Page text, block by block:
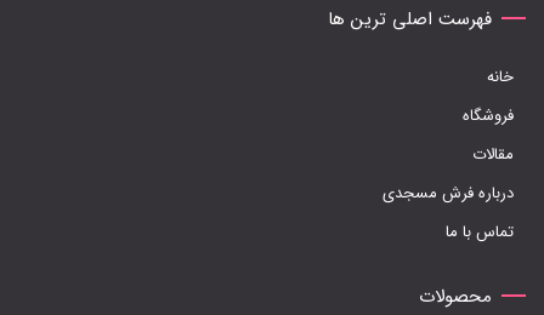
فهرست اصلی ترین ها
خانه
فروشگاه
مقالات
درباره فرش مسجدی
تماس با ما
محصولات